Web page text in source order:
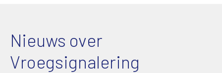
Nieuws over
Vroegsignalering